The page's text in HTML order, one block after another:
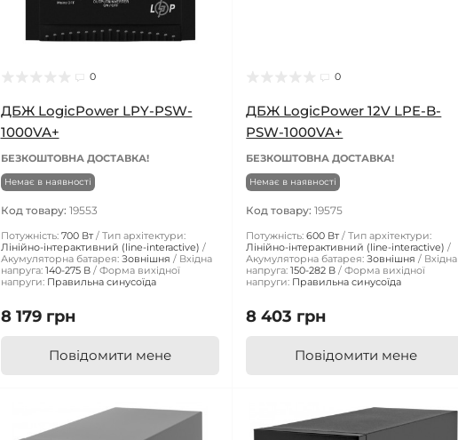
0
ДБЖ LogicPower LPY-PSW-
1000VA+
БЕЗКОШТОВНА ДОСТАВКА!
Немає в наявності
Код товару: 19553
Потужність: 700 Вт
Тип архітектури:
Лінійно-інтерактивний (line-interactive)
Акумуляторна батарея: Зовнішня
Вхідна
напруга: 140-275 В
Форма вихідної
напруги: Правильна синусоїда
8 179 грн
Повідомити мене
0
ДБЖ LogicPower 12V LPE-B-
PSW-1000VA+
БЕЗКОШТОВНА ДОСТАВКА!
Немає в наявності
Код товару:19575
Потужність: 600 Вт
Тип архітектури:
Лінійно-інтерактивний (line-interactive)
Акумуляторна батарея: Зовнішня
Вхідна
напруга: 150-282 В
Форма вихідної
напруги: Правильна синусоїда
8 403 грн
Повідомити мене